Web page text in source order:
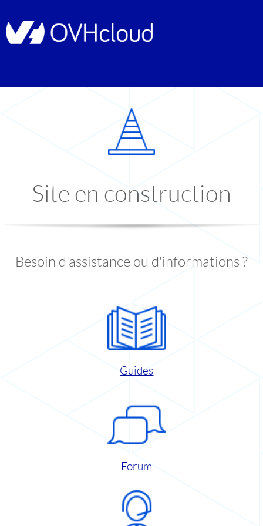
Site en construction
Besoin d'assistance ou d'informations ?
Guides
Forum